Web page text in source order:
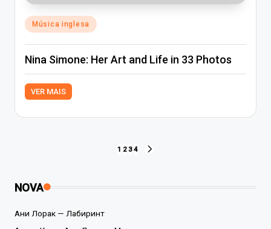
Posted
in
Música inglesa
Nina Simone: Her Art and Life in 33 Photos
VER MAIS
conteúdos
1 2 3 4
NOVA
Ани Лорак — Лабиринт